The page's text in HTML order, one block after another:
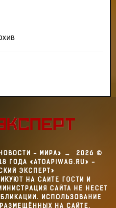
- МИРА» → 2026 ©
ГОДА «ATOAPIWAG.RU» -
ЭКСПЕРТ»
НА САЙТЕ ГОСТИ И
САЙТА НЕ НЕСЕТ
ИСПОЛЬЗОВАНИЕ
НА САЙТЕ,